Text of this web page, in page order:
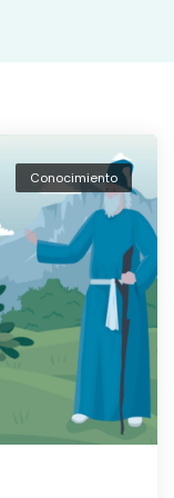
Conocimiento